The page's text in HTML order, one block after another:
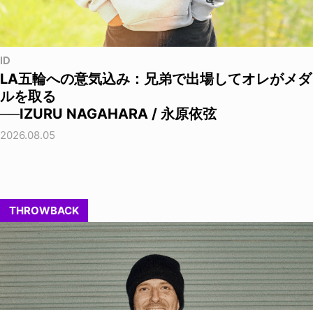
ID
LA五輪への意気込み：兄弟で出場してオレがメダ
ルを取る
──IZURU NAGAHARA / 永原依弦
2026.08.05
THROWBACK